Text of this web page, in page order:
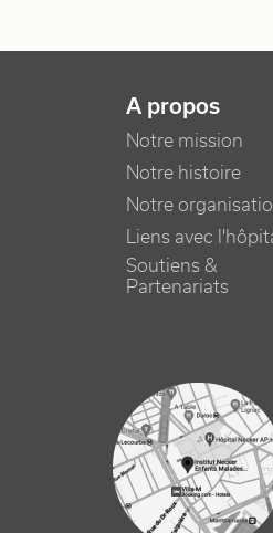
NAVIGATION
A propos
Notre mission
Notre histoire
Notre
Liens avec
Soutiens &
Partenariats